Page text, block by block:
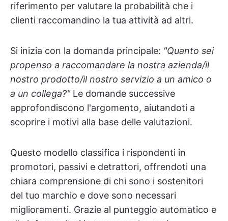
riferimento per valutare la probabilità che i
clienti raccomandino la tua attività ad altri.
Si inizia con la domanda principale: "Quanto sei
propenso a raccomandare la nostra azienda/il
nostro prodotto/il nostro servizio a un amico o
a un collega?"Le domande successive
approfondiscono l'argomento, aiutandoti a
scoprire i motivi alla base delle valutazioni.
Questo modello classifica i rispondenti in
promotori, passivi e detrattori, offrendoti una
chiara comprensione di chi sono i sostenitori
del tuo marchio e dove sono necessari
miglioramenti. Grazie al punteggio automatico e